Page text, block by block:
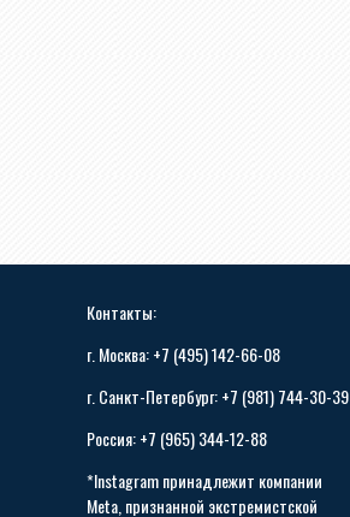
Контакты:
г. Москва: +7 (495) 142-66-08
г. Санкт-Петербург: +7 (981) 744-30-39
Россия: +7 (965) 344-12-88
*Instagram принадлежит компании
Meta, признанной экстремистской